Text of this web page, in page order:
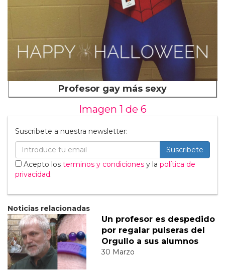
Profesor gay más sexy
Imagen 1 de 6
Suscribete a nuestra newsletter:
Suscribete
Acepto los terminos y condiciones y la política de
privacidad.
Noticias relacionadas
Un profesor es despedido
por regalar pulseras del
Orgullo a sus alumnos
30 Marzo